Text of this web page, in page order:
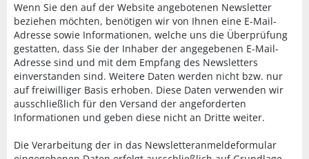
Wenn Sie den auf der Website angebotenen Newsletter
beziehen möchten, benötigen wir von Ihnen eine E-Mail-
Adresse sowie Informationen, welche uns die Überprüfung
gestatten, dass Sie der Inhaber der angegebenen E-Mail-
Adresse sind und mit dem Empfang des Newsletters
einverstanden sind. Weitere Daten werden nicht bzw. nur
auf freiwilliger Basis erhoben. Diese Daten verwenden wir
ausschließlich für den Versand der angeforderten
Informationen und geben diese nicht an Dritte weiter.
Die Verarbeitung der in das Newsletteranmeldeformular